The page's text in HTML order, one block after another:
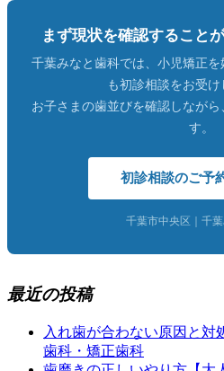
まず現状を確認すること
千葉みなと歯科では、小児矯正
も初診相談をお受け
お子さまの歯並びを確認しなが
す。
初診相談のご予
千葉市中央区｜千
最近の投稿
入れ歯が合わない原因と対
歯科・矯正歯科